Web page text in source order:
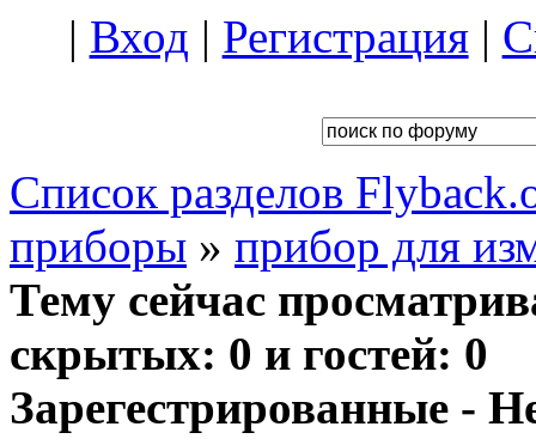
| Вход | Регистрация|
Список разделов
приборы » прибор для
Тему сейчас
скрытых: 0 и гостей: 0
Зарегестрированные -